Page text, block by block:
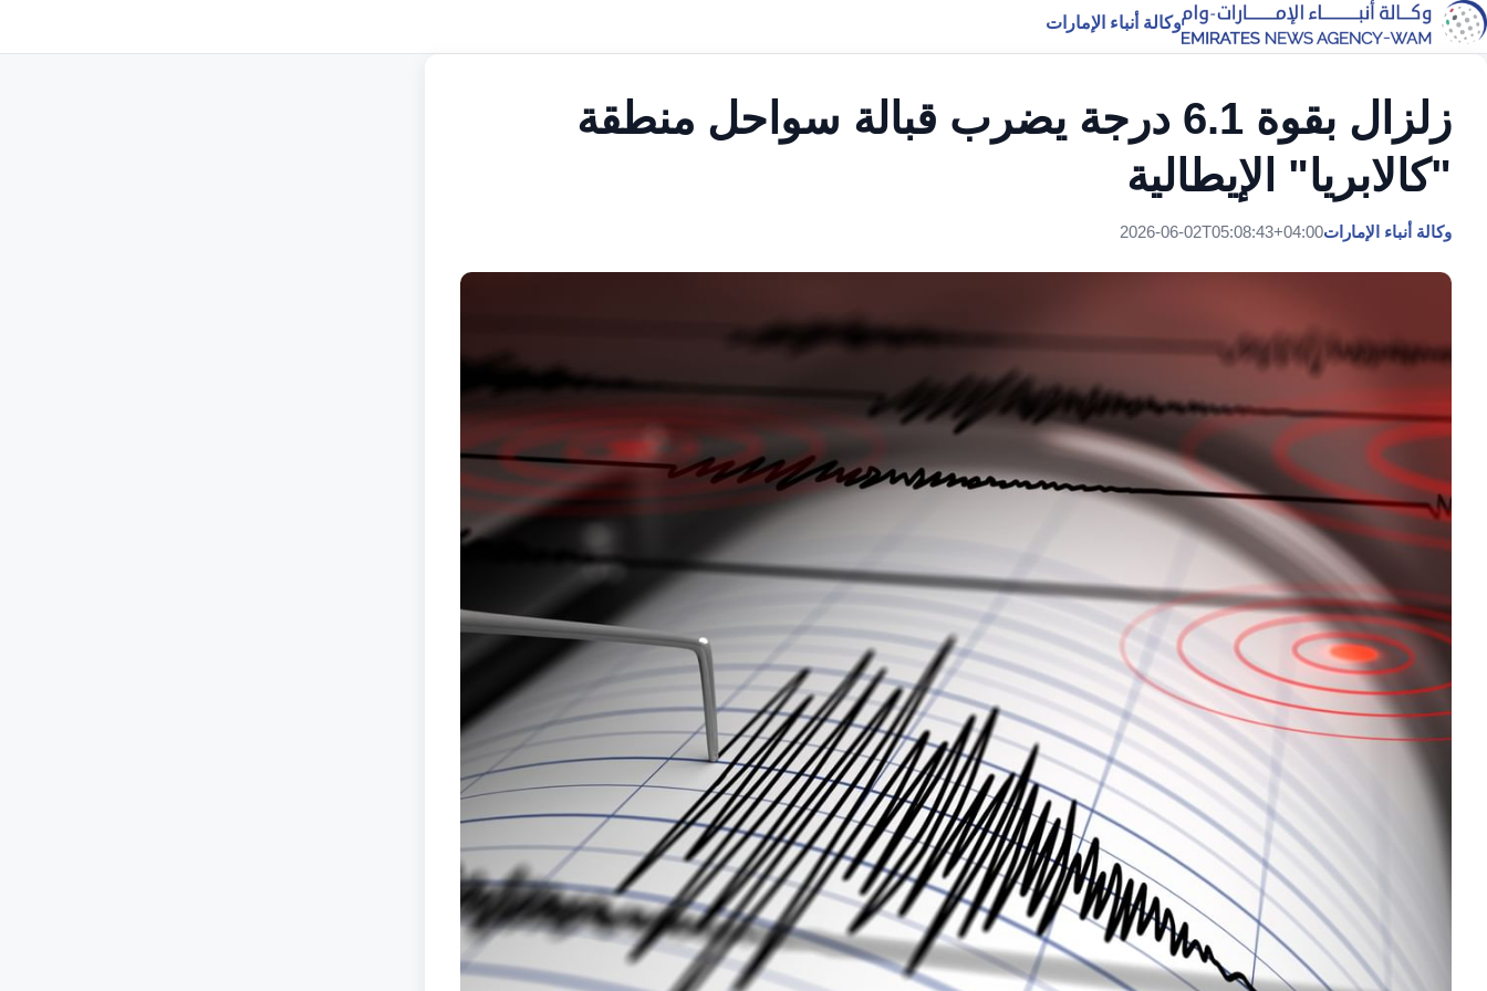
وكالة أنباء الإمارات
زلزال بقوة 6.1 درجة يضرب قبالة سواحل منطقة
"كالابريا" الإيطالية
وكالة أنباء الإمارات2026-06-02T05:08:43+04:00